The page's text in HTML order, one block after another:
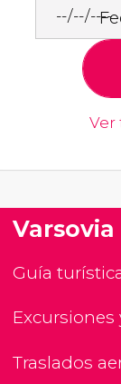
Ver
Varsovia
Guía
Traslados